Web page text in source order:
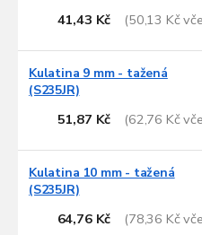
41,43 Kč (50,13 Kč
Kulatina 9 mm - tažená
(S235JR)
51,87 Kč (62,76 Kč
Kulatina 10 mm - tažená
(S235JR)
64,76 Kč (78,36 Kč